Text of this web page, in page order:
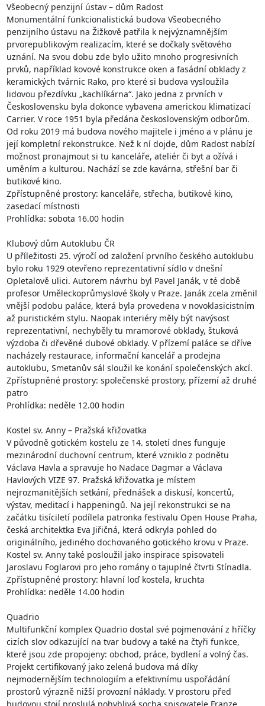
Všeobecný penzijní ústav – dům Radost
Monumentální funkcionalistická budova Všeobecného
penzijního ústavu na Žižkově patřila k nejvýznamnějším
prvorepublikovým realizacím, které se dočkaly světového
uznání. Na svou dobu zde bylo užito mnoho progresivních
prvků, například kovové konstrukce oken a fasádní obklady z
keramických tvárnic Rako, pro které si budova vysloužila
lidovou přezdívku „kachlíkárna“. Jako jedna z prvních v
Československu byla dokonce vybavena americkou klimatizací
Carrier. V roce 1951 byla předána československým odborům.
Od roku 2019 má budova nového majitele i jméno a v plánu je
její kompletní rekonstrukce. Než k ní dojde, dům Radost nabízí
možnost pronajmout si tu kanceláře, ateliér či byt a ožívá i
uměním a kulturou. Nachází se zde kavárna, střešní bar či
butikové kino.
Zpřístupněné prostory: kanceláře, střecha, butikové kino,
zasedací místnosti
Prohlídka: sobota 16.00 hodin
Klubový dům Autoklubu ČR
U příležitosti 25. výročí od založení prvního českého autoklubu
bylo roku 1929 otevřeno reprezentativní sídlo v dnešní
Opletalově ulici. Autorem návrhu byl Pavel Janák, v té době
profesor Uměleckoprůmyslové školy v Praze. Janák zcela změnil
vnější podobu paláce, která byla provedena v novoklasicistním
až puristickém stylu. Naopak interiéry měly být navýsost
reprezentativní, nechyběly tu mramorové obklady, štuková
výzdoba či dřevěné dubové obklady. V přízemí paláce se dříve
nacházely restaurace, informační kancelář a prodejna
autoklubu, Smetanův sál sloužil ke konání společenských akcí.
Zpřístupněné prostory: společenské prostory, přízemí až druhé
patro
Prohlídka: neděle 12.00 hodin
Kostel sv. Anny – Pražská křižovatka
V původně gotickém kostelu ze 14. století dnes funguje
mezinárodní duchovní centrum, které vzniklo z podnětu
Václava Havla a spravuje ho Nadace Dagmar a Václava
Havlových VIZE 97. Pražská křižovatka je místem
nejrozmanitějších setkání, přednášek a diskusí, koncertů,
výstav, meditací i happeningů. Na její rekonstrukci se na
začátku tisíciletí podílela patronka festivalu Open House Praha,
česká architektka Eva Jiřičná, která odkryla pohled do
originálního, jediného dochovaného gotického krovu v Praze.
Kostel sv. Anny také posloužil jako inspirace spisovateli
Jaroslavu Foglarovi pro jeho romány o tajuplné čtvrti Stínadla.
Zpřístupněné prostory: hlavní loď kostela, kruchta
Prohlídka: neděle 14.00 hodin
Quadrio
Multifunkční komplex Quadrio dostal své pojmenování z hříčky
cizích slov odkazující na tvar budovy a také na čtyři funkce,
které jsou zde propojeny: obchod, práce, bydlení a volný čas.
Projekt certifikovaný jako zelená budova má díky
nejmodernějším technologiím a efektivnímu uspořádání
prostorů výrazně nižší provozní náklady. V prostoru před
budovou stojí proslulá pohyblivá socha spisovatele Franze